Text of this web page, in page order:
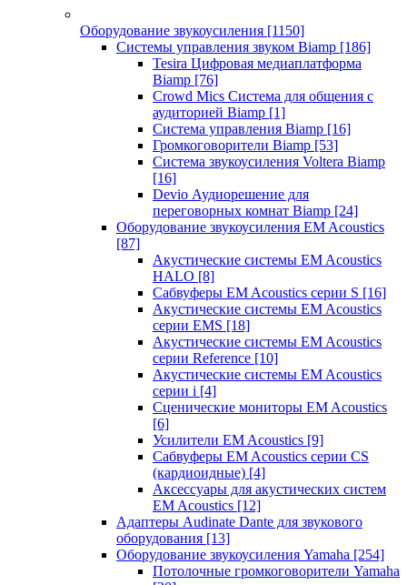
Оборудование звукоусиления [1150]
Системы управления звуком Biamp [186]
Tesira Цифровая медиаплатформа
Biamp [76]
Crowd Mics Система для общения с
аудиторией Biamp [1]
Система управления Biamp [16]
Громкоговорители Biamp [53]
Система звукоусиления Voltera Biamp
[16]
Devio Аудиорешение для
переговорных комнат Biamp [24]
Оборудование звукоусиления EM Acoustics
[87]
Акустические системы EM Acoustics
HALO [8]
Сабвуферы EM Acoustics серии S [16]
Акустические системы EM Acoustics
серии EMS [18]
Акустические системы EM Acoustics
серии Reference [10]
Акустические системы EM Acoustics
серии i [4]
Сценические мониторы EM Acoustics
[6]
Усилители EM Acoustics [9]
Сабвуферы EM Acoustics серии CS
(кардиоидные) [4]
Аксессуары для акустических систем
EM Acoustics [12]
Адаптеры Audinate Dante для звукового
оборудования [13]
Оборудование звукоусиления Yamaha [254]
Потолочные громкоговорители Yamaha